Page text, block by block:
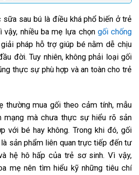
sữa sau bú là điều khá phổ biến ở trẻ
vậy, nhiều ba mẹ lựa chọn gối chống
pháp hỗ trợ giúp bé nằm dễ chịu
đời. Tuy nhiên, không phải loại gối
thực sự phù hợp và an toàn cho trẻ
thường mua gối theo cảm tính, mẫu
mạng mà chưa thực sự hiểu rõ sản
với bé hay không. Trong khi đó, gối
sản phẩm liên quan trực tiếp đến tư
hệ hô hấp của trẻ sơ sinh. Vì vậy,
mẹ nên tìm hiểu kỹ những tiêu chí